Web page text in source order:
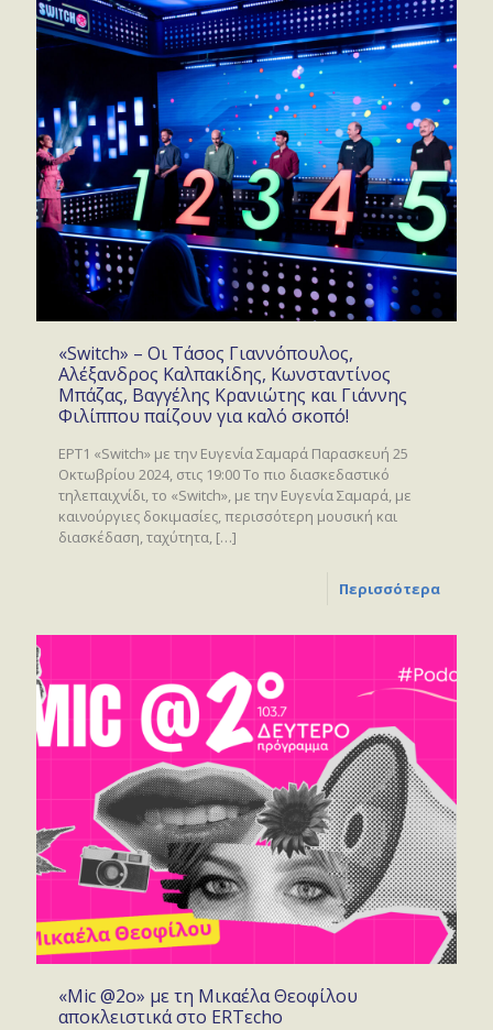
«Switch» – Οι Τάσος Γιαννόπουλος,
Αλέξανδρος Καλπακίδης, Κωνσταντίνος
Μπάζας, Βαγγέλης Κρανιώτης και Γιάννης
Φιλίππου παίζουν για καλό σκοπό!
ΕΡΤ1 «Switch» με την Ευγενία Σαμαρά Παρασκευή 25
Οκτωβρίου 2024, στις 19:00 Το πιο διασκεδαστικό
τηλεπαιχνίδι, το «Switch», με την Ευγενία Σαμαρά, με
καινούργιες δοκιμασίες, περισσότερη μουσική και
διασκέδαση, ταχύτητα, […]
Περισσότερα
«Mic @2o» με τη Μικαέλα Θεοφίλου
αποκλειστικά στο ERTεcho